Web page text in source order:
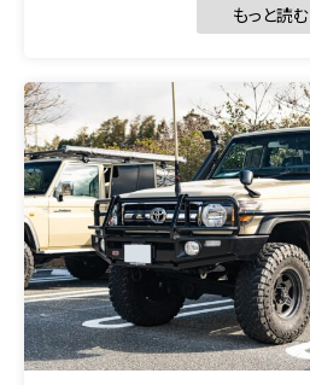
もっと読む